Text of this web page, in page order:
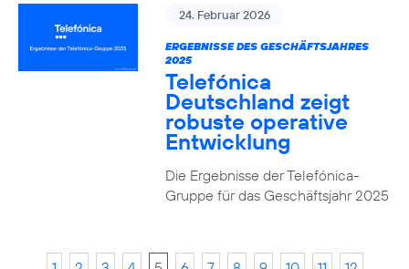
24. Februar 2026
ERGEBNISSE DES GESCHÄFTSJAHRES
2025
Telefónica
Deutschland zeigt
robuste operative
Entwicklung
Die Ergebnisse der Telefónica-
Gruppe für das Geschäftsjahr 2025